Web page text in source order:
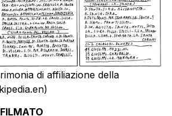
di affiliazione della